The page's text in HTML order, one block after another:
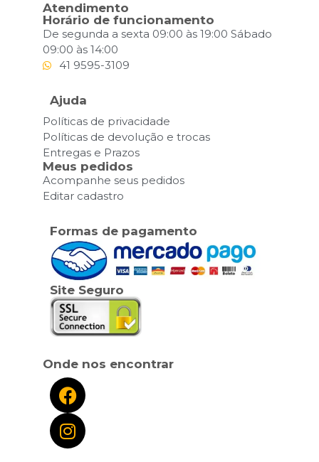
Atendimento
Horário de funcionamento
De segunda a sexta 09:00 às 19:00 Sábado
09:00 às 14:00
41 9595-3109
Ajuda
Políticas de privacidade
Políticas de devolução e trocas
Entregas e Prazos
Meus pedidos
Acompanhe seus pedidos
Editar cadastro
Formas de pagamento
Site Seguro
Onde nos encontrar